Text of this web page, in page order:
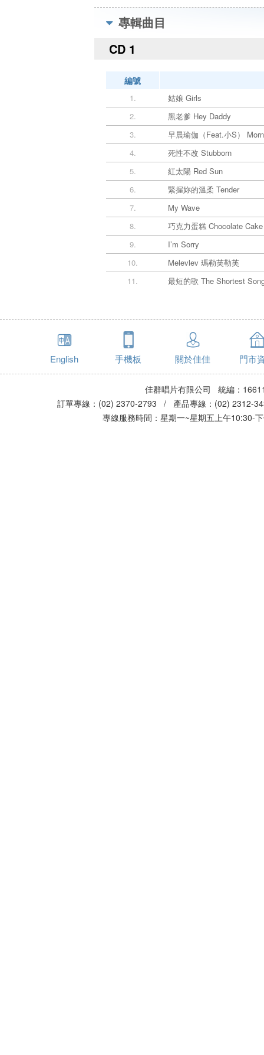
專輯曲目
CD 1
編號
1.
姑娘 Girls
2.
黑老爹 Hey Daddy
3.
早晨瑜伽（Feat.小S）
4.
死性不改 Stubborn
5.
紅太陽 Red Sun
6.
緊握妳的溫柔 Tender
7.
My Wave
8.
巧克力蛋糕 Chocolate Cake
9.
I’m Sorry
10.
Melevlev 瑪勒芙勒芙
11.
最短的歌 The Shortest
English 手機板 關於佳佳 門市
佳群唱片有限公司 統編：
訂單專線：(02) 2370-2793 / 產品專線：(02)
專線服務時間：星期一~星期五上午10:30-